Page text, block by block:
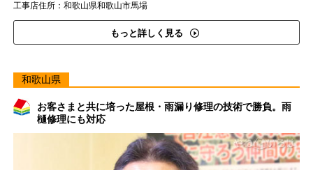
工事店住所：和歌山県和歌山市馬場
もっと詳しく見る
和歌山県
お客さまと共に培った屋根・雨漏り修理の技術で勝負。雨
樋修理にも対応